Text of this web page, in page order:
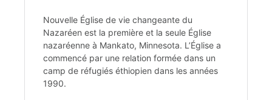
Nouvelle Église de vie changeante du
Nazaréen est la première et la seule Église
nazaréenne à Mankato, Minnesota. L’Église a
commencé par une relation formée dans un
camp de réfugiés éthiopien dans les années
1990.